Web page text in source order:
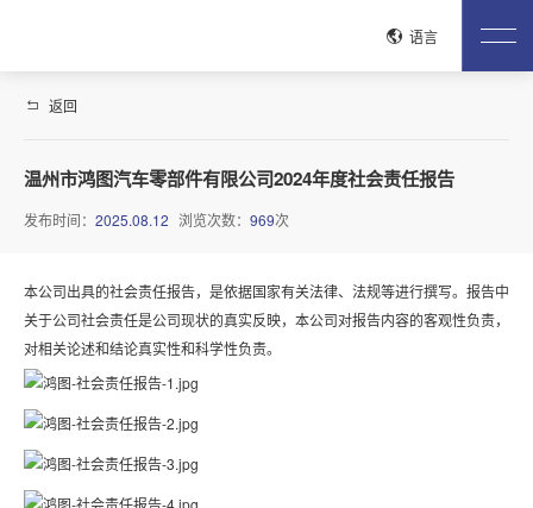
语言
网站首页
公司介绍
企业文化 荣誉资质 工艺流程
生产现场
质控流程
试验检测
安全带系统紧固件
驻车刹车系统 电驱紧固件
电池包紧固件
铝合金紧固件
整车紧固件 发动机紧固件
低空经济产品
管路连接系统紧固件
新闻中心
公司新闻
行业动态
返回
温州市鸿图汽车零部件有限公司2024年度社会责任报告
发布时间： 2025.08.12 浏览次数： 969次
本公司出具的社会责任报告，是依据国家有关法律、法规等进行撰写。报告中
关于公司社会责任是公司现状的真实反映，本公司对报告内容的客观性负责，
对相关论述和结论真实性和科学性负责。